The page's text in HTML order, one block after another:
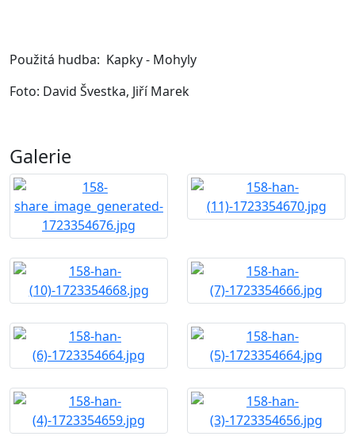
Použitá hudba: Kapky - Mohyly
Foto: David Švestka, Jiří Marek
Galerie